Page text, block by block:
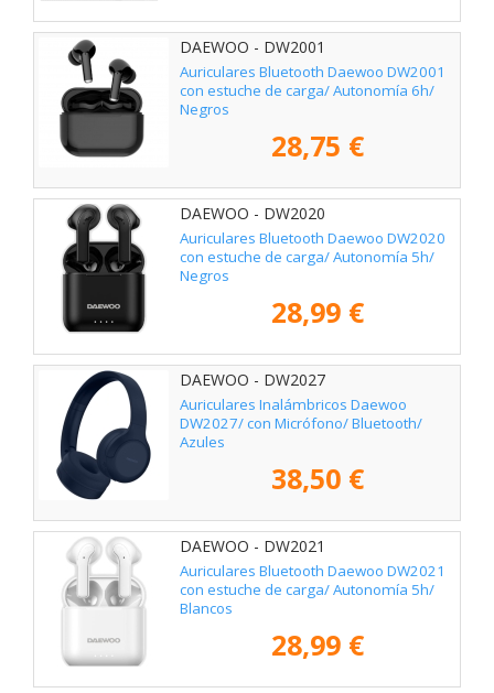
DAEWOO - DW2001
Auriculares Bluetooth Daewoo DW2001
con estuche de carga/ Autonomía 6h/
Negros
28,75 €
DAEWOO - DW2020
Auriculares Bluetooth Daewoo DW2020
con estuche de carga/ Autonomía 5h/
Negros
28,99 €
DAEWOO - DW2027
Auriculares Inalámbricos Daewoo
DW2027/ con Micrófono/ Bluetooth/
Azules
38,50 €
DAEWOO - DW2021
Auriculares Bluetooth Daewoo DW2021
con estuche de carga/ Autonomía 5h/
Blancos
28,99 €